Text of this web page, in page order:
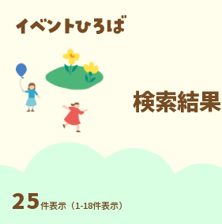
検索結果
25件表示（1-18件表示）